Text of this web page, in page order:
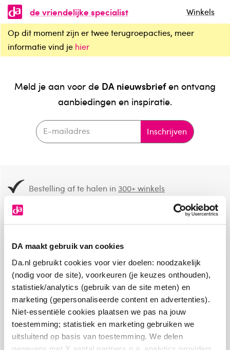
DA maakt gebruik van cookies
Da.nl gebruikt cookies voor vier doelen: noodzakelijk
(nodig voor de site), voorkeuren (je keuzes onthouden),
statistiek/analytics (gebruik van de site meten) en
marketing (gepersonaliseerde content en advertenties).
Niet-essentiële cookies plaatsen we pas na jouw
toestemming; statistiek en marketing gebruiken we
uitsluitend op basis van toestemming. We delen
de vriendelijke specialist
Winkels
Op dit moment zijn er twee terugroepacties, meer
informatie vind je hier
Meld je aan voor de DA nieuwsbriefen ontvang
aanbiedingen en inspiratie.
Inschrijven
Bestelling af te halen in300+ winkels
8.6 uit4.106 reviews
Over DA
Klantenservice
Assortiment